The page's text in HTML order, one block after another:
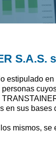
estipulado
en sus bases
mismos,